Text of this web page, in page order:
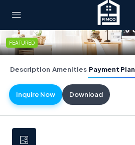
FEATURED
Description Amenities Payment Plan
Inquire Now Download